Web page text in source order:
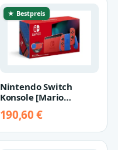
★ Bestpreis
Nintendo Switch
Konsole [Mario
190,60 €